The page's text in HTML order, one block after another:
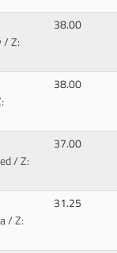
/ Z:
38.00
38.00
/ Z:
37.00
/ Z:
31.25